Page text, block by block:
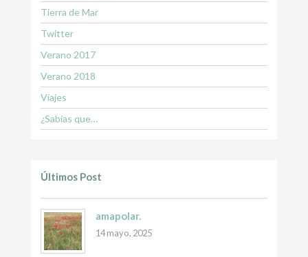
Tierra de Mar
Twitter
Verano 2017
Verano 2018
Viajes
¿Sabías que…
Últimos Post
amapolar.
14 mayo, 2025